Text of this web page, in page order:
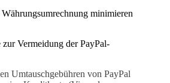
minimieren
Vermeidung der PayPal-
Umtauschgebühren von PayPal